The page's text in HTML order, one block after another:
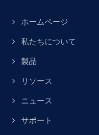
ホームページ
私たちについて
製品
リソース
ニュース
サポート